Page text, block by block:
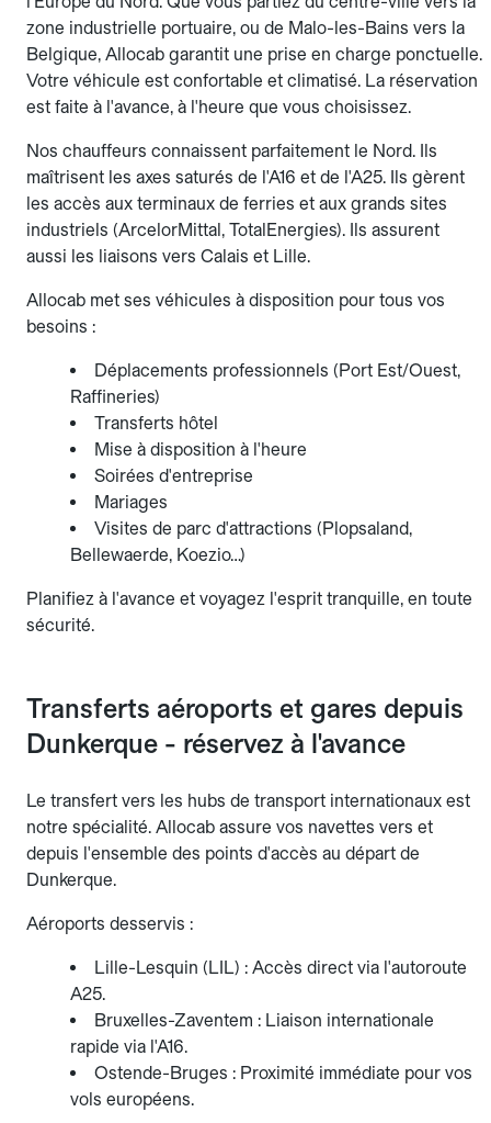
zone industrielle portuaire, ou de Malo-les-Bains vers la
Belgique, Allocab garantit une prise en charge ponctuelle.
Votre véhicule est confortable et climatisé. La réservation
est faite à l'avance, à l'heure que vous choisissez.
Nos chauffeurs connaissent parfaitement le Nord. Ils
maîtrisent les axes saturés de l'A16 et de l'A25. Ils gèrent
les accès aux terminaux de ferries et aux grands sites
industriels (ArcelorMittal, TotalEnergies). Ils assurent
aussi les liaisons vers Calais et Lille.
Allocab met ses véhicules à disposition pour tous vos
besoins :
Déplacements professionnels (Port Est/Ouest,
Raffineries)
Transferts hôtel
Mise à disposition à l'heure
Soirées d'entreprise
Mariages
Visites de parc d'attractions (Plopsaland,
Bellewaerde, Koezio…)
Planifiez à l'avance et voyagez l'esprit tranquille, en toute
sécurité.
Transferts aéroports et gares depuis
Dunkerque - réservez à l'avance
Le transfert vers les hubs de transport internationaux est
notre spécialité. Allocab assure vos navettes vers et
depuis l'ensemble des points d'accès au départ de
Dunkerque.
Aéroports desservis :
Lille-Lesquin (LIL) : Accès direct via l'autoroute
A25.
Bruxelles-Zaventem : Liaison internationale
rapide via l'A16.
Ostende-Bruges : Proximité immédiate pour vos
vols européens.